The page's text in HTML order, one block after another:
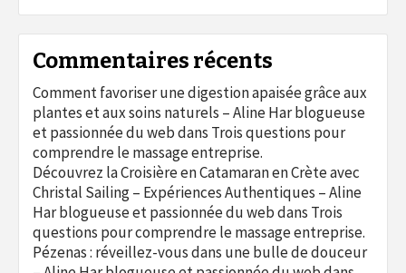
Commentaires récents
Comment favoriser une digestion apaisée grâce aux
plantes et aux soins naturels – Aline Har blogueuse
et passionnée du webdans Trois questions pour
comprendre le massage entreprise.
Découvrez la Croisière en Catamaran en Crète avec
Christal Sailing – Expériences Authentiques – Aline
Har blogueuse et passionnée du webdans Trois
questions pour comprendre le massage entreprise.
Pézenas : réveillez-vous dans une bulle de douceur